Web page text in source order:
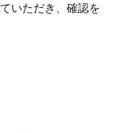
いただき、確認を